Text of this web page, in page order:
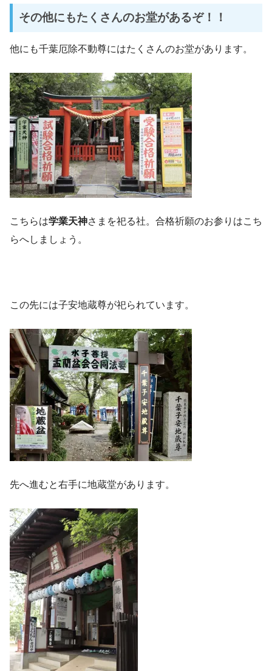
その他にもたくさんのお堂があるぞ！！
他にも千葉厄除不動尊にはたくさんのお堂があります。
こちらは学業天神さまを祀る社。合格祈願のお参りはこち
らへしましょう。
この先には子安地蔵尊が祀られています。
先へ進むと右手に地蔵堂があります。